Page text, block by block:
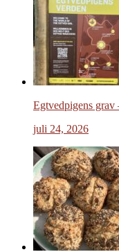
Egtvedpigens grav
juli 24, 2026